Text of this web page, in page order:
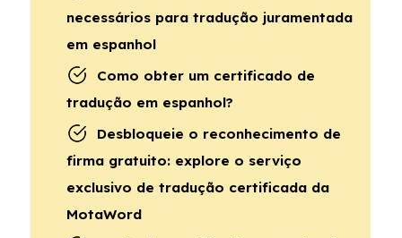
necessários para tradução juramentada
em espanhol
Como obter um certificado de
tradução em espanhol?
Desbloqueie o reconhecimento de
firma gratuito: explore o serviço
exclusivo de tradução certificada da
MotaWord